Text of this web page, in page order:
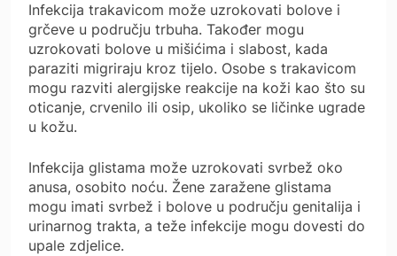
Infekcija trakavicom može uzrokovati bolove i
grčeve u području trbuha. Također mogu
uzrokovati bolove u mišićima i slabost, kada
paraziti migriraju kroz tijelo. Osobe s trakavicom
mogu razviti alergijske reakcije na koži kao što su
oticanje, crvenilo ili osip, ukoliko se ličinke ugrade
u kožu.
Infekcija glistama može uzrokovati svrbež oko
anusa, osobito noću. Žene zaražene glistama
mogu imati svrbež i bolove u području genitalija i
urinarnog trakta, a teže infekcije mogu dovesti do
upale zdjelice.